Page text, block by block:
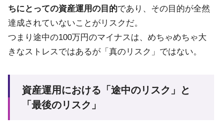
ちにとっての資産運用の目的であり、その目的が全然
達成されていないことがリスクだ。
つまり途中の100万円のマイナスは、めちゃめちゃ大
きなストレスではあるが「真のリスク」ではない。
資産運用における「途中のリスク」と
「最後のリスク」